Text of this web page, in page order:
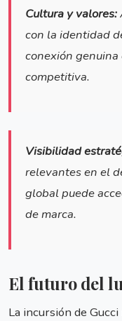
Cultura y valores:
con la identidad
conexión
competitiva.
Visibilidad
relevantes en el
global puede
de marca.
El futuro del
La incursión de